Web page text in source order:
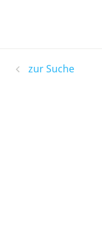
zur Suche